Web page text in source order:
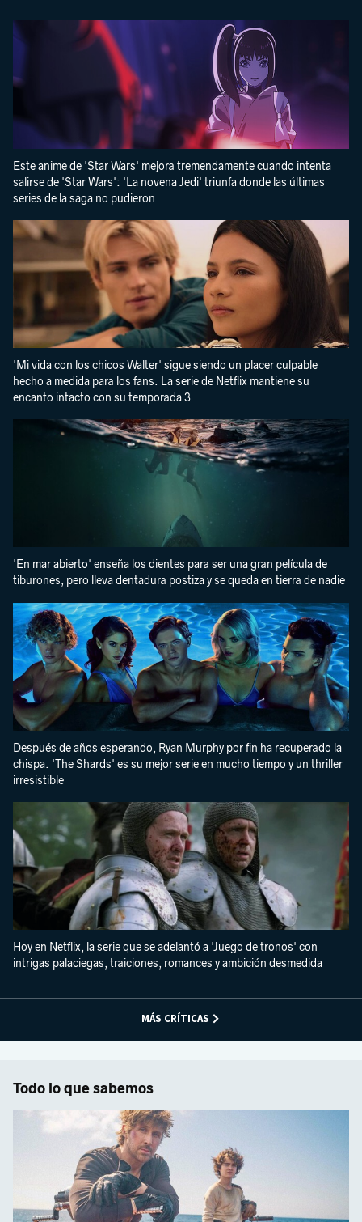
Este anime de 'Star Wars' mejora tremendamente cuando intenta
salirse de 'Star Wars': 'La novena Jedi' triunfa donde las últimas
series de la saga no pudieron
'Mi vida con los chicos Walter' sigue siendo un placer culpable
hecho a medida para los fans. La serie de Netflix mantiene su
encanto intacto con su temporada 3
'En mar abierto' enseña los dientes para ser una gran película de
tiburones, pero lleva dentadura postiza y se queda en tierra de nadie
Después de años esperando, Ryan Murphy por fin ha recuperado la
chispa. 'The Shards' es su mejor serie en mucho tiempo y un thriller
irresistible
Hoy en Netflix, la serie que se adelantó a 'Juego de tronos' con
intrigas palaciegas, traiciones, romances y ambición desmedida
MÁS CRÍTICAS
Todo lo que sabemos